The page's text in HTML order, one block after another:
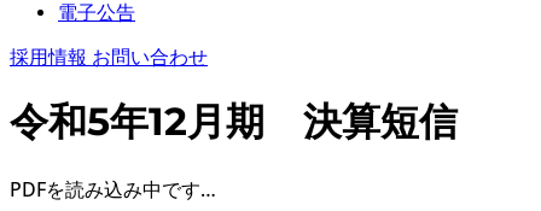
電子公告
採用情報 お問い合わせ
令和5年12月期 決算短信
PDFを読み込み中です…